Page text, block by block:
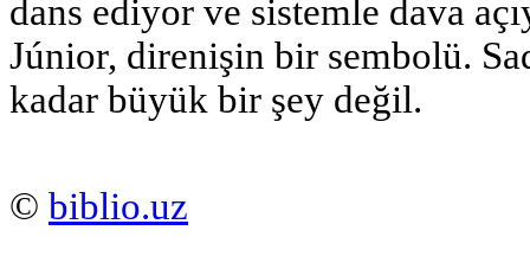
dans ediyor ve sistemle dava
Júnior, direnişin bir sembolü.
kadar büyük bir şey değil.
© biblio.uz